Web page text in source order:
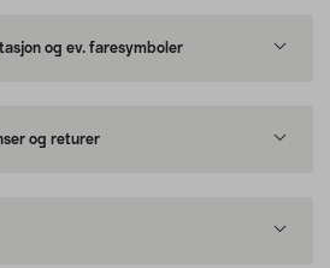
og ev. faresymboler
og returer